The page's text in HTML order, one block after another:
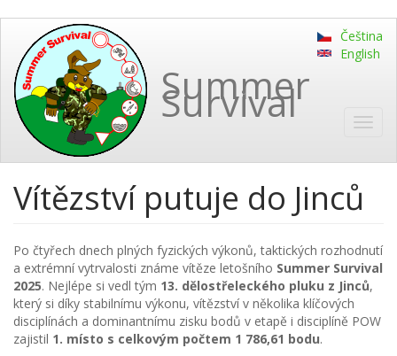
hlavnímu
obsahu
Summer
Survival
Čeština
English
Vítězství putuje do Jinců
Po čtyřech dnech plných fyzických výkonů, taktických rozhodnutí
a extrémní vytrvalosti známe vítěze letošního Summer Survival
2025. Nejlépe si vedl tým 13. dělostřeleckého pluku z Jinců,
který si díky stabilnímu výkonu, vítězství v několika klíčových
disciplínách a dominantnímu zisku bodů v etapě i disciplíně POW
zajistil 1. místo s celkovým počtem 1 786,61 bodu.